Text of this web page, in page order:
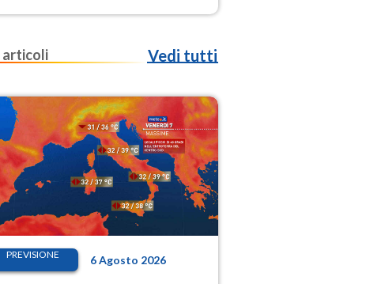
rinforzo dell’anticiclone
Vedi tutti
PREVISIONE 6 Agosto 2026